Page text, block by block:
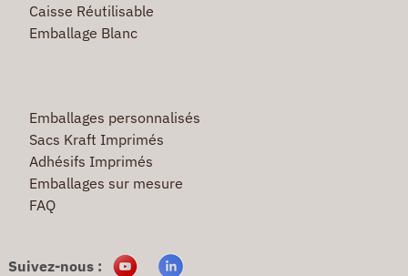
Caisse Réutilisable
Emballage Blanc
Emballages personnalisés
Sacs Kraft Imprimés
Adhésifs Imprimés
Emballages sur mesure
FAQ
Suivez-nous :